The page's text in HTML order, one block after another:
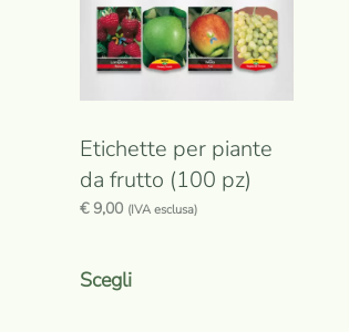
Etichette per piante
da frutto (100 pz)
€9,00 (IVA esclusa)
Scegliprodotto